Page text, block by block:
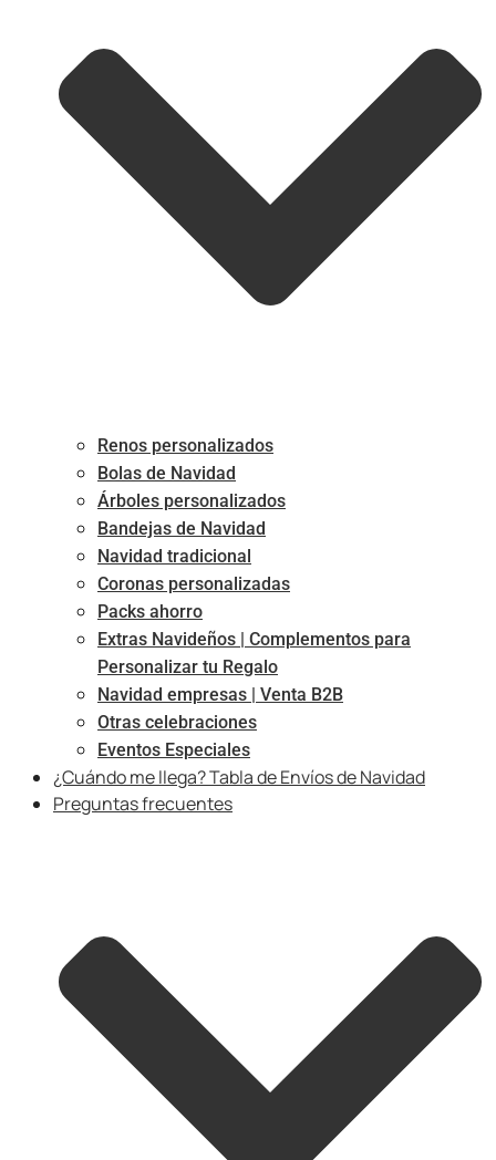
Renos personalizados
Bolas de Navidad
Árboles personalizados
Bandejas de Navidad
Navidad tradicional
Coronas personalizadas
Packs ahorro
Extras Navideños | Complementos para
Personalizar tu Regalo
Navidad empresas | Venta B2B
Otras celebraciones
Eventos Especiales
¿Cuándo me llega? Tabla de Envíos de Navidad
Preguntas frecuentes